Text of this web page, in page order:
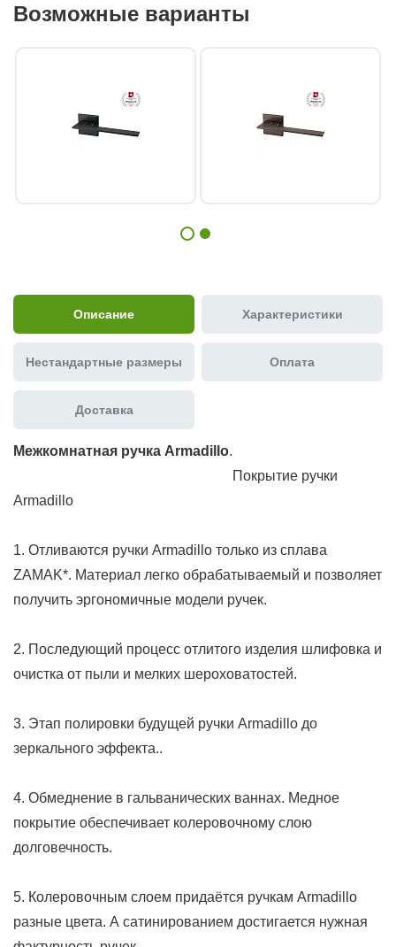
Возможные варианты
Описание Характеристики
Нестандартные размеры Оплата
Доставка
Межкомнатная ручка Armadillo.
Покрытие ручки
Armadillo
1. Отливаются ручки Armadillo только из сплава
ZAMAK*. Материал легко обрабатываемый и позволяет
получить эргономичные модели ручек.
2. Последующий процесс отлитого изделия шлифовка и
очистка от пыли и мелких шероховатостей.
3. Этап полировки будущей ручки Armadillo до
зеркального эффекта..
4. Обмеднение в гальванических ваннах. Медное
покрытие обеспечивает колеровочному слою
долговечность.
5. Колеровочным слоем придаётся ручкам Armadillo
разные цвета. А сатинированием достигается нужная